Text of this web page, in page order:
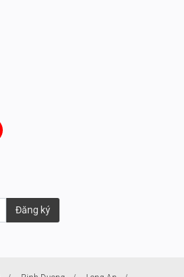
Đăng ký